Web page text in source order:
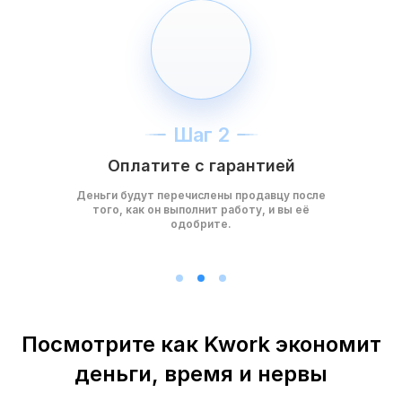
Шаг 2
Оплатите с гарантией
Деньги будут перечислены продавцу после
того, как он выполнит работу, и вы её
одобрите.
Посмотрите как Kwork экономит
деньги, время и нервы